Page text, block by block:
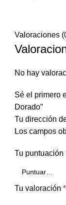
Valoraciones
No hay
Sé el primero
Dorado”
Tu dirección
Los campos
Tu puntuación
Tu valoración *